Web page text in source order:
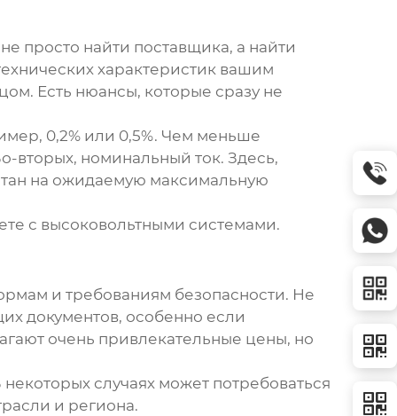
просто найти поставщика, а найти
характеристик вашим
Есть нюансы, которые сразу не
0,2% или 0,5%. Чем меньше
вторых, номинальный ток. Здесь,
на ожидаемую максимальную
с высоковольтными системами.
и требованиям безопасности. Не
документов, особенно если
очень привлекательные цены, но
случаях может потребоваться
и региона.